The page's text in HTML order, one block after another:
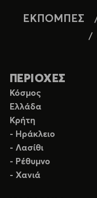
ΕΚΠΟΜΠΕΣ
ΠΕΡΙΟΧΕΣ
Κόσμος
Ελλάδα
Κρήτη
- Ηράκλειο
- Λασίθι
- Ρέθυμνο
- Χανιά